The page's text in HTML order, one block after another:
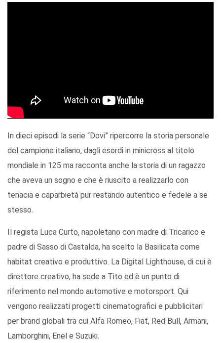
In dieci episodi la serie “Dovi” ripercorre la storia personale
del campione italiano, dagli esordi in minicross al titolo
mondiale in 125 ma racconta anche la storia di un ragazzo
che aveva un sogno e che è riuscito a realizzarlo con
tenacia e caparbietà pur restando autentico e fedele a se
stesso.
Il regista Luca Curto, napoletano con madre di Tricarico e
padre di Sasso di Castalda, ha scelto la Basilicata come
habitat creativo e produttivo. La Digital Lighthouse, di cui è
direttore creativo, ha sede a Tito ed è un punto di
riferimento nel mondo automotive e motorsport. Qui
vengono realizzati progetti cinematografici e pubblicitari
per brand globali tra cui Alfa Romeo, Fiat, Red Bull, Armani,
Lamborghini, Enel e Suzuki.